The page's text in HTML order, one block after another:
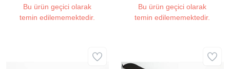
Bu ürün geçici olarak
temin edilememektedir.
Bu ürün geçici olarak
temin edilememektedir.